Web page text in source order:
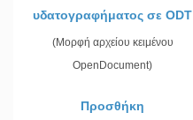
υδατογραφήματος σε ODT
(Μορφή αρχείου κειμένου
OpenDocument)
Προσθήκη